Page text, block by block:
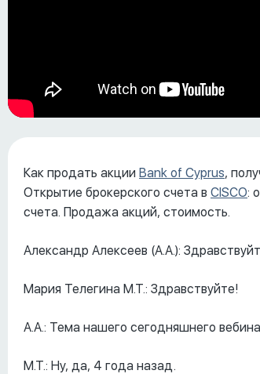
Как продать акции Bank of Cyprus,
Открытие брокерского счета в CISCO:
счета. Продажа акций, стоимость.
Александр Алексеев (А.А.):
Мария Телегина М.Т.: Здравствуйте!
А.А.: Тема нашего сегодняшнего
М.Т.: Ну, да, 4 года назад.